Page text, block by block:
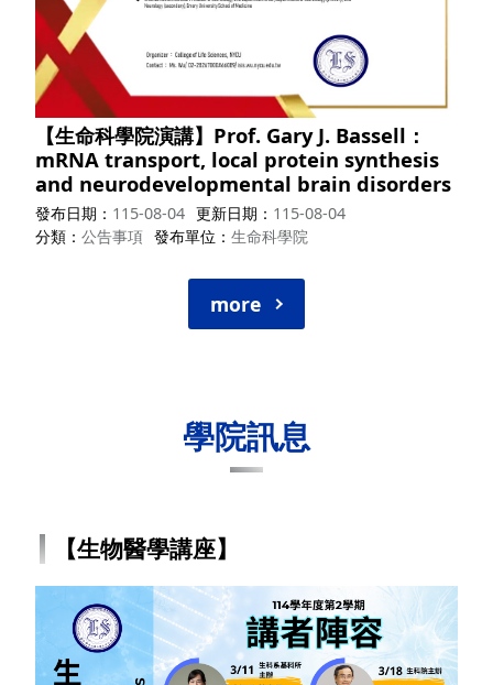
【生命科學院演講】Prof. Gary J. Bassell：
mRNA transport, local protein synthesis
and neurodevelopmental brain disorders
發布日期 115-08-04 更新日期
115-08-04
分類
公告事項 發布單位 生命科學院
more
學院訊息
【生物醫學講座】